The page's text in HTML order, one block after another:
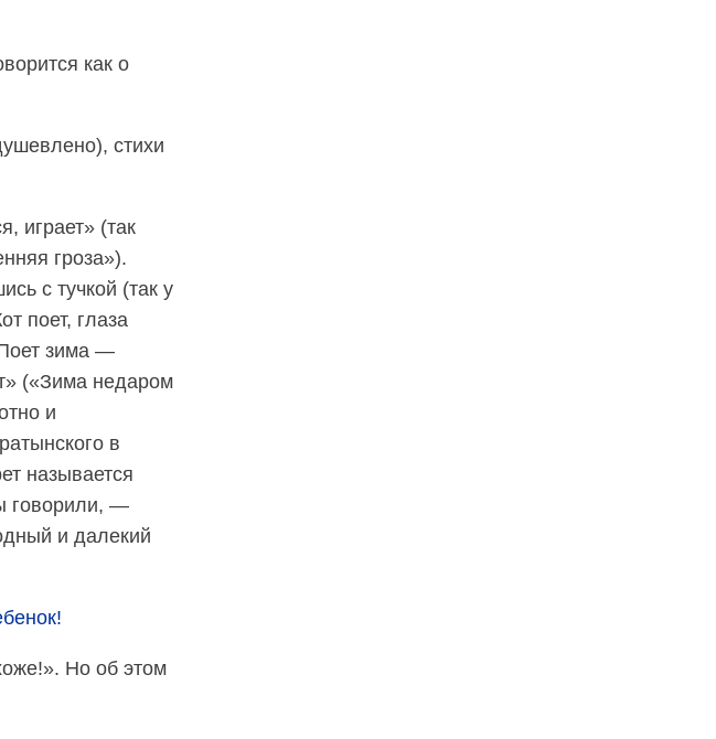
как о
стихи
играет» (так
гроза»).
с тучкой (так у
поет, глаза
зима —
(«Зима недаром
и
в
называется
говорили, —
и далекий
Но об этом